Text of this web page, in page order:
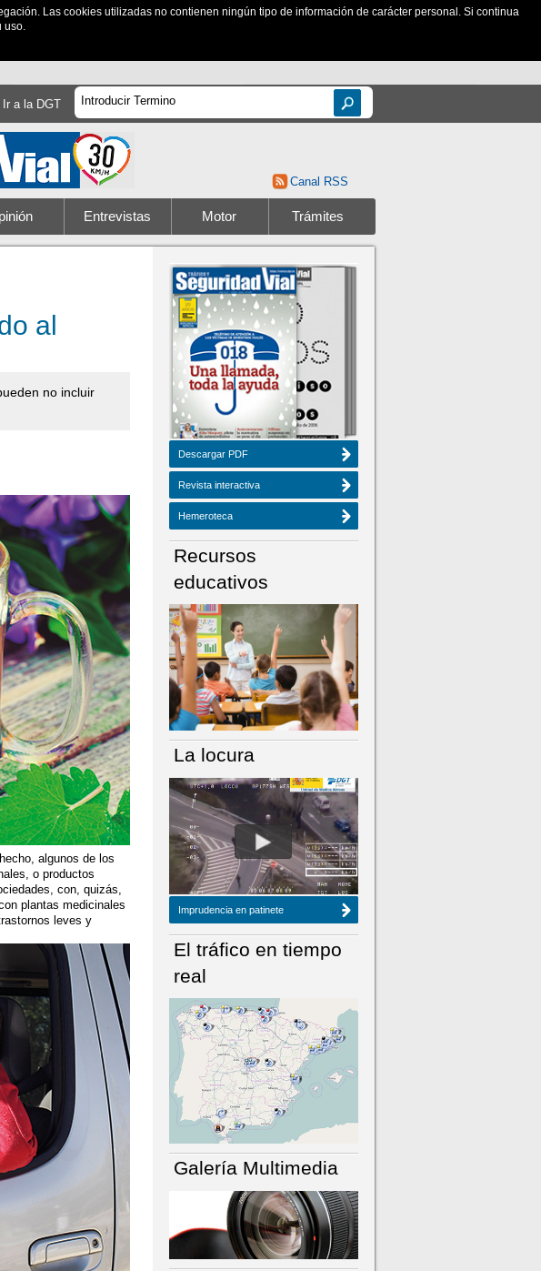
Las cookies utilizadas no contienen ningún tipo de información de carácter personal. Si continua
uso.
Ir a la DGT
Canal RSS
Entrevistas Motor Trámites
al
no incluir
algunos de los
o productos
con, quizás,
plantas medicinales
leves y
NÚMERO ACTUAL HEMEROTECA
Descargar PDF
Revista interactiva
Hemeroteca
Recursos
educativos
La locura
Imprudencia en patinete
El tráfico en tiempo
real
Galería Multimedia